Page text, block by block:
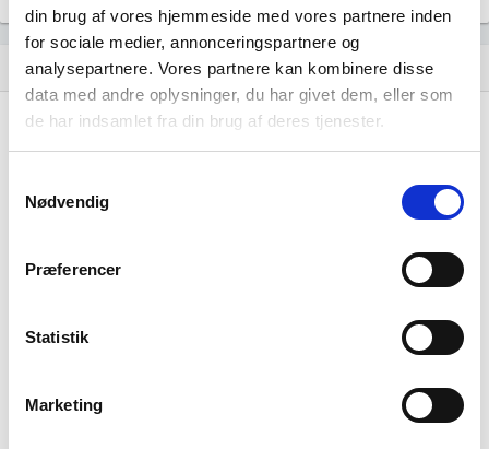
din brug af vores hjemmeside med vores partnere inden
for sociale medier, annonceringspartnere og
analysepartnere. Vores partnere kan kombinere disse
data med andre oplysninger, du har givet dem, eller som
de har indsamlet fra din brug af deres tjenester.
Nødvendig
Præferencer
Statistik
Marketing
hourglass_empty Historisk udvikling af rollerne
28. oktober, 2022
REVISIONSPARTNERSELSKAB
tiltrådte som revisor for
Thomas Børglum Jensen
tiltrådte som medlem af
tiltrådte som direktør for
virksomheden.